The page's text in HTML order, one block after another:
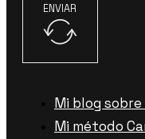
ENVIAR
Mi blog
Mi método